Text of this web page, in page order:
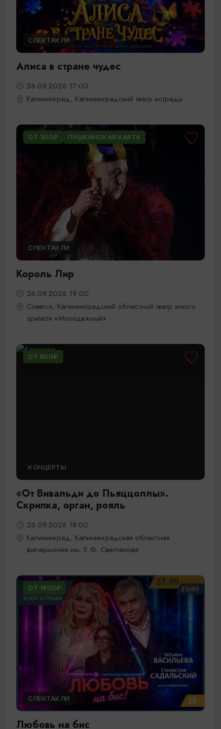
СПЕКТАКЛИ
Алиса в стране чудес
26.09.2026 17:00
Калининград, Калининградский театр эстрады
ОТ 300₽ ПУШКИНСКАЯ КАРТА
СПЕКТАКЛИ
Король Лир
26.09.2026 19:00
Советск, Калининградский областной театр юного
зрителя «Молодежный»
ОТ 800₽
КОНЦЕРТЫ
«От Вивальди до Пьяццоллы».
Скрипка, орган, рояль
26.09.2026 18:00
Калининград, Калининградская областная
филармония им. Е.Ф. Светланова
ОТ 1800₽
СПЕКТАКЛИ
Любовь на бис